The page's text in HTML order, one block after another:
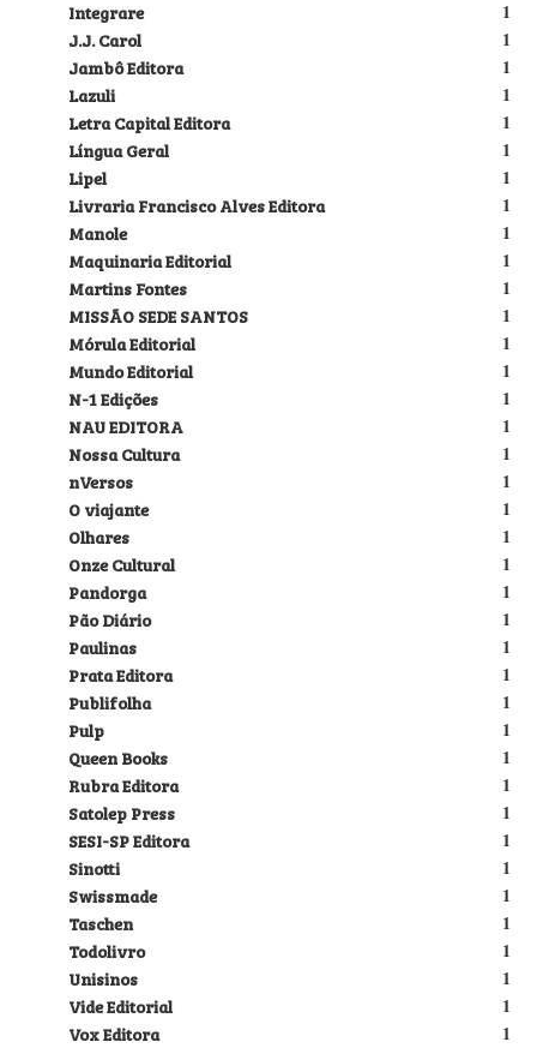
1
Integrare
1
J.J. Carol
1
Jambô Editora
1
Lazuli
1
Letra Capital Editora
1
Língua Geral
1
Lipel
1
Livraria Francisco Alves Editora
1
Manole
1
Maquinaria Editorial
1
Martins Fontes
1
MISSÃO SEDE SANTOS
1
Mórula Editorial
1
Mundo Editorial
1
N-1 Edições
1
NAU EDITORA
1
Nossa Cultura
1
nVersos
1
O viajante
1
Olhares
1
Onze Cultural
1
Pandorga
1
Pão Diário
1
Paulinas
1
Prata Editora
1
Publifolha
1
Pulp
1
Queen Books
1
Rubra Editora
1
Satolep Press
1
SESI-SP Editora
1
Sinotti
1
Swissmade
1
Taschen
1
Todolivro
1
Unisinos
1
Vide Editorial
1
Vox Editora